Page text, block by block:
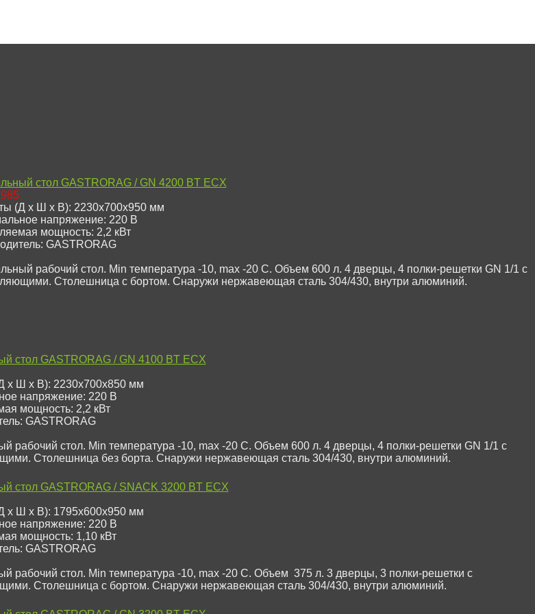
стол GASTRORAG / GN 4200 BT ECX
(Д х Ш х В): 2230x700x950 мм
напряжение: 220 В
мощность: 2,2 кВт
GASTRORAG
рабочий стол. Min температура -10, max -20 С. Объем 600 л. 4 дверцы, 4 полки-решетки GN 1/1 с
Столешница с бортом. Снаружи нержавеющая сталь 304/430, внутри алюминий.
стол GASTRORAG / GN 4100 BT ECX
х Ш х В): 2230x700x850 мм
напряжение: 220 В
мощность: 2,2 кВт
GASTRORAG
рабочий стол. Min температура -10, max -20 С. Объем 600 л. 4 дверцы, 4 полки-решетки GN 1/1 с
Столешница без борта. Снаружи нержавеющая сталь 304/430, внутри алюминий.
стол GASTRORAG / SNACK 3200 BT ECX
х Ш х В): 1795х600х950 мм
напряжение: 220 В
мощность: 1,10 кВт
GASTRORAG
рабочий стол. Min температура -10, max -20 С. Объем 375 л. 3 дверцы, 3 полки-решетки с
Столешница с бортом. Снаружи нержавеющая сталь 304/430, внутри алюминий.